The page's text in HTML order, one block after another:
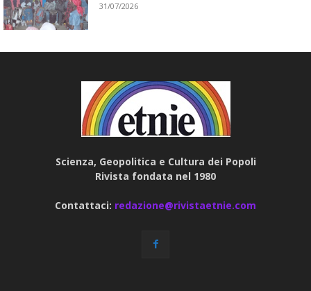
31/07/2026
Scienza, Geopolitica e Cultura dei Popoli
Rivista fondata nel 1980
Contattaci: redazione@rivistaetnie.com